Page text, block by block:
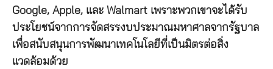
Google, Apple, และ Walmart เพราะพวกเขาจะได้รับ
ประโยชน์จากการจัดสรรงบประมาณมหาศาลจากรัฐบาล
เพื่อสนับสนุนการพัฒนาเทคโนโลยีที่เป็นมิตรต่อสิ่ง
แวดล้อมด้วย